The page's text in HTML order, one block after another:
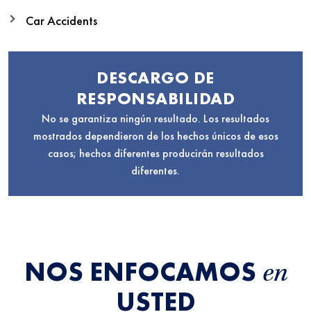
Car Accidents
DESCARGO DE
RESPONSABILIDAD
No se garantiza ningún resultado. Los resultados
mostrados dependieron de los hechos únicos de esos
casos; hechos diferentes producirán resultados
diferentes.
NOS ENFOCAMOS en
USTED